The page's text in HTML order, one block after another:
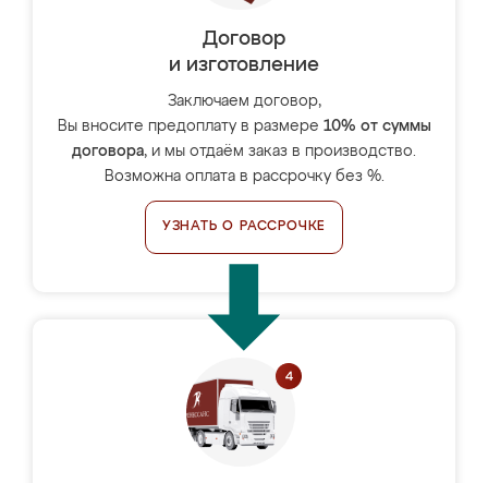
Договор
и изготовление
Заключаем договор,
Вы вносите предоплату в размере 10% от суммы
договора, и мы отдаём заказ в производство.
Возможна оплата в рассрочку без %.
УЗНАТЬ О РАССРОЧКЕ